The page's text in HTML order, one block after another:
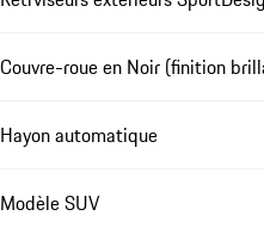
Couvre-roue en Noir (finition
Hayon automatique
Modèle SUV